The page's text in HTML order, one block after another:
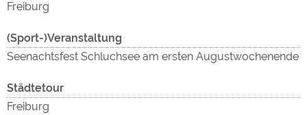
Freiburg
(Sport-)Veranstaltung
Seenachtsfest Schluchsee am ersten Augustwochenende
Städtetour
Freiburg